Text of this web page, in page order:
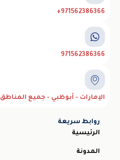
971562386366+
971562386366
الإمارات - أبوظبي - جميع المناطق
روابط سريعة
الرئيسية
المدونة